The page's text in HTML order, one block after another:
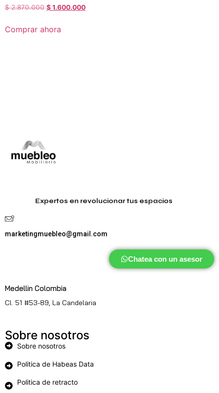
$2.870.000 $1.600.000
Comprar ahora
Expertos en revolucionar tus espacios
marketingmuebleo@gmail.com
Chatea con un asesor
Medellin Colombia
Cl. 51 #53-89, La Candelaria
Sobre nosotros
Sobre nosotros
Politica de Habeas Data
Politica de retracto